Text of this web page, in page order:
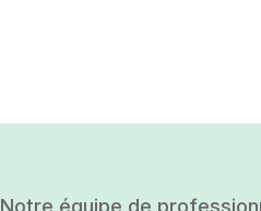
Notre équipe de